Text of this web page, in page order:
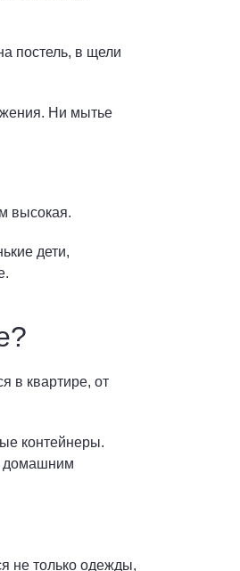
постель, в щели
Ни мытье
высокая.
дети,
в квартире, от
контейнеры.
домашним
не только одежды,